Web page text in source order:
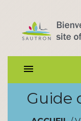
menu
Guide